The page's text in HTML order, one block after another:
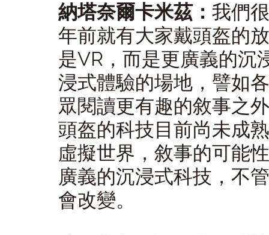
納塔奈爾卡米茲： 我們
年前就有大家戴頭盔的
是VR，而是更廣義的沉
浸式體驗的場地，譬如
眾閱讀更有趣的敘事之
頭盔的科技目前尚未成
虛擬世界，敘事的可能
廣義的沉浸式科技，不
會改變。